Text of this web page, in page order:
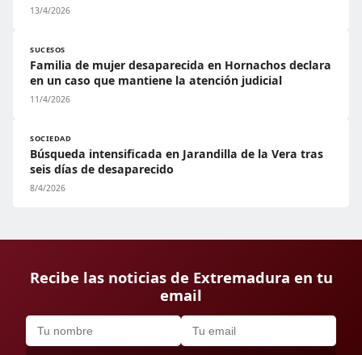
13/4/2026
SUCESOS
Familia de mujer desaparecida en Hornachos declara
en un caso que mantiene la atención judicial
11/4/2026
SOCIEDAD
Búsqueda intensificada en Jarandilla de la Vera tras
seis días de desaparecido
8/4/2026
Recibe las noticias de Extremadura en tu
email